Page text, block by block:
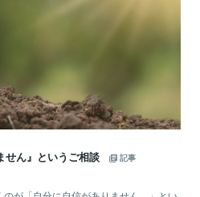
せん』というご相談
記事